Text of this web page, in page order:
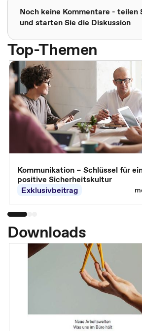
Noch keine Kommentare - teilen
und starten Sie die Diskussion
Top-Themen
Kommunikation – Schlüssel für
positive Sicherheitskultur
Exklusivbeitrag
Downloads